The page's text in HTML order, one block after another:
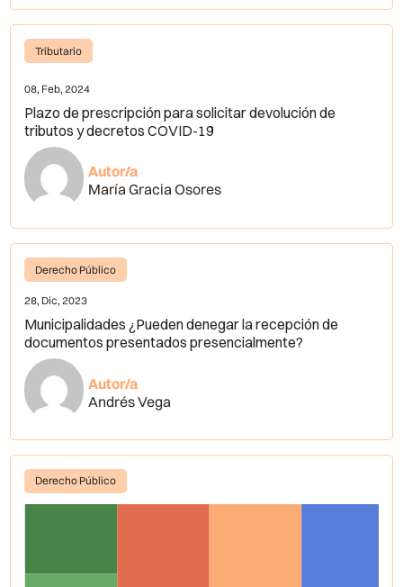
Tributario
08, Feb, 2024
Plazo de prescripción para solicitar devolución de
tributos y decretos COVID-19
Autor/a
María Gracia Osores
Derecho Público
28, Dic, 2023
Municipalidades ¿Pueden denegar la recepción de
documentos presentados presencialmente?
Autor/a
Andrés Vega
Derecho Público